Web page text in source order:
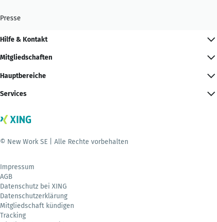
Presse
Hilfe & Kontakt
Mitgliedschaften
Hauptbereiche
Services
© New Work SE | Alle Rechte vorbehalten
Impressum
AGB
Datenschutz bei XING
Datenschutzerklärung
Mitgliedschaft kündigen
Tracking